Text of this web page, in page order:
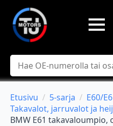
Hae
Etusivu 5-sarja E60/
Takavalot, jarruvalot ja
BMW E61 takavaloumpio,